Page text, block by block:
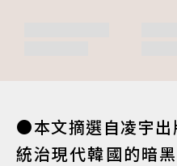
●本文摘選自凌宇出
統治現代韓國的暗